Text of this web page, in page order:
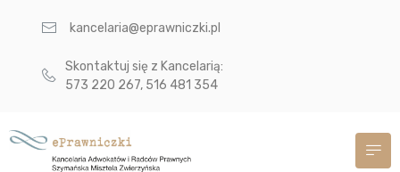
kancelaria@eprawniczki.pl
Skontaktuj się z Kancelarią:
573 220 267, 516 481 354